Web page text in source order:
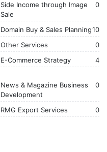
Side Income through Image
Sale
0
Domain Buy & Sales Planning10
Other Services
0
E-Commerce Strategy 4
News & Magazine Business
Development
0
RMG Export Services 0